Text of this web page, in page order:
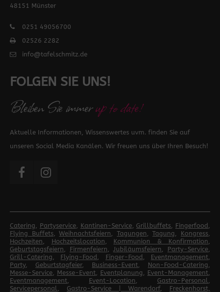
48151 Münster
0251 49056700
02526 2282
info@tafelschmitz.de
FOLGEN SIE UNS!
Bleiben Sie immerup to date!
Aktuelle Informationen, Wissenswertes uvm. finden Sie auf
unseren Social Media Kanälen. Wir freuen uns über Ihren Besuch!
Catering, Partyservice, Kantinen-Service, Grillbuffets, Fingerfood ,
Flying Buffets,Weihnachtsfeiern, Tagungen,Tagung, Kongress,
Hochzeiten, Hochzeitslocation, Kommunion & Konfirmation,
Geburtstagsfeiern, Firmenfeiern,Jubiläumsfeiern, Party-Service,
Grill-Catering, Flying-Food , Finger-Food , Eventmanagement,
Party, Geburtstagfeier, Business-Event, Non-Food-Catering,
Messe-Service, Messe-Event, Eventplanung, Event-Management,
Eventmanagement, Event-Location, Gastro-Personal,
Servicepersonal, Gastro-Service | Warendorf, Freckenhorst,